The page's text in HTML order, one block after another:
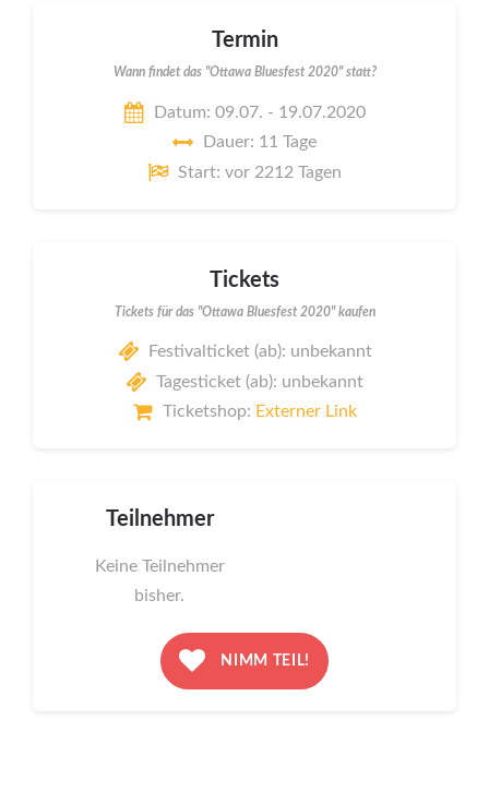
Termin
Wann findet das "Ottawa Bluesfest 2020" statt?
Datum: 09.07. - 19.07.2020
Dauer: 11 Tage
Start: vor 2212 Tagen
Tickets
Tickets für das "Ottawa Bluesfest 2020" kaufen
Festivalticket (ab): unbekannt
Tagesticket (ab): unbekannt
Ticketshop: Externer Link
Teilnehmer
Keine Teilnehmer
bisher.
NIMM TEIL!